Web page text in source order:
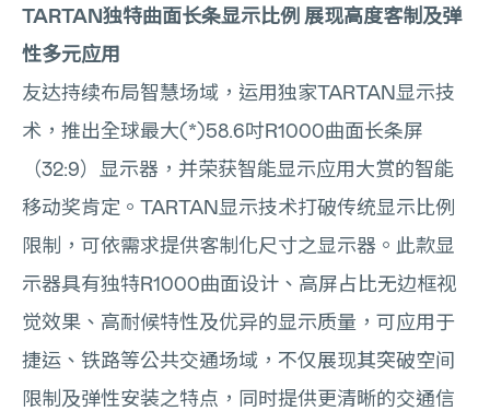
TARTAN独特曲面长条显示比例 展现高度客制及弹
性多元应用
友达持续布局智慧场域，运用独家TARTAN显示技
术，推出全球最大(*)58.6吋R1000曲面长条屏
（32:9）显示器，并荣获智能显示应用大赏的智能
移动奖肯定。TARTAN显示技术打破传统显示比例
限制，可依需求提供客制化尺寸之显示器。此款显
示器具有独特R1000曲面设计、高屏占比无边框视
觉效果、高耐候特性及优异的显示质量，可应用于
捷运、铁路等公共交通场域，不仅展现其突破空间
限制及弹性安装之特点，同时提供更清晰的交通信